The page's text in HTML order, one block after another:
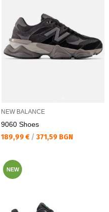
NEW BALANCE
9060 Shoes
Текуща цена:
189,99 € / 371,59 BGN
NEW